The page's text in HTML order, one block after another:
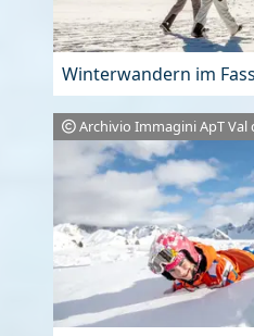
Winterwandern im
Archivio Immagini ApT Val